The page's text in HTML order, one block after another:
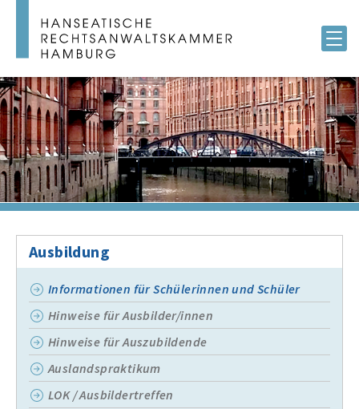
Ausbildung
Informationen für Schülerinnen und Schüler
Hinweise für Ausbilder/innen
Hinweise für Auszubildende
Auslandspraktikum
LOK / Ausbildertreffen